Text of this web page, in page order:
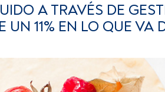
A TRAVÉS DE
UN 11% EN LO QUE VA